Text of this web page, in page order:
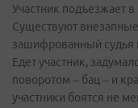
Участник подъезжает
Существуют
зашифрованный судья
Едет участник,
поворотом – бац – и
участники боятся не